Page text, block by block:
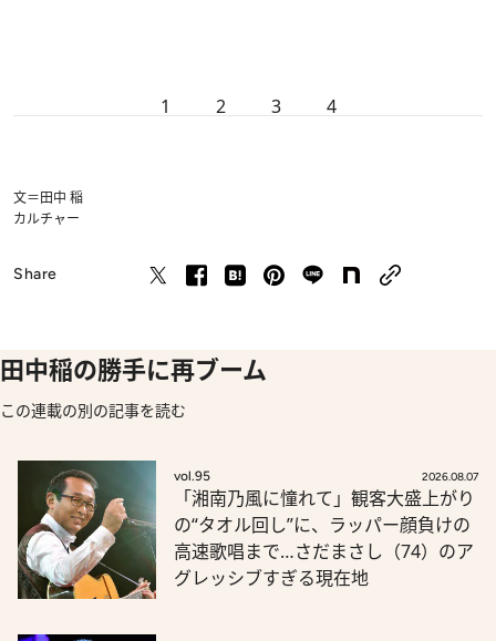
1 2 3 4
文＝田中 稲
カルチャー
Share
田中稲の勝手に再ブーム
この連載の別の記事を読む
vol.95 2026.08.07
「湘南乃風に憧れて」観客大盛上がり
の“タオル回し”に、ラッパー顔負けの
高速歌唱まで…さだまさし（74）のア
グレッシブすぎる現在地